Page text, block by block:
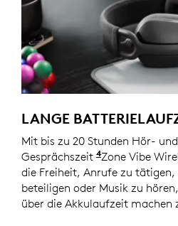
LANGE
Mit bis zu 20 Stunden Hör-
Gesprächszeit 4Die
Zone Vibe
die Freiheit, Anrufe zu tätigen,
beteiligen oder Musik zu
über die Akkulaufzeit machen